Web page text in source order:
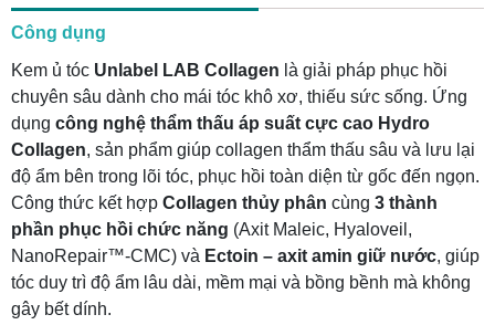
Công dụng
Kem ủ tóc Unlabel LAB Collagen là giải pháp phục hồi
chuyên sâu dành cho mái tóc khô xơ, thiếu sức sống. Ứng
dụng công nghệ thẩm thấu áp suất cực cao Hydro
Collagen, sản phẩm giúp collagen thẩm thấu sâu và lưu lại
độ ẩm bên trong lõi tóc, phục hồi toàn diện từ gốc đến ngọn.
Công thức kết hợp Collagen thủy phân cùng 3 thành
phần phục hồi chức năng (Axit Maleic, Hyaloveil,
NanoRepair™-CMC) và Ectoin – axit amin giữ nước, giúp
tóc duy trì độ ẩm lâu dài, mềm mại và bồng bềnh mà không
gây bết dính.